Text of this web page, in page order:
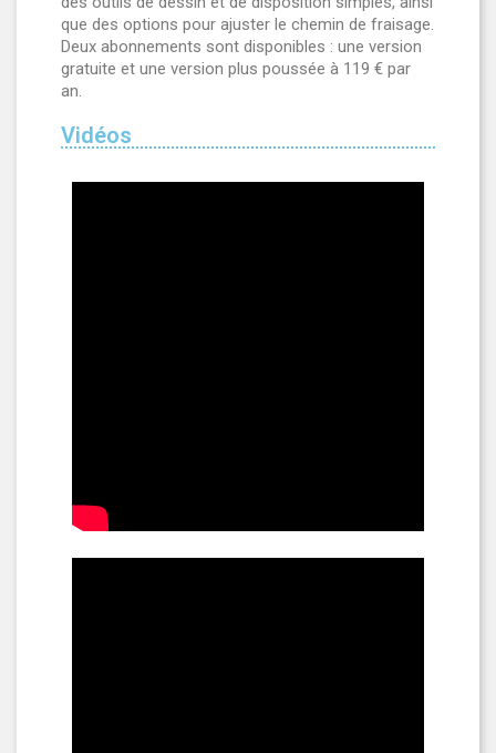
que des options pour ajuster le chemin de fraisage.
Deux abonnements sont disponibles : une version
gratuite et une version plus poussée à 119 € par
an.
Vidéos